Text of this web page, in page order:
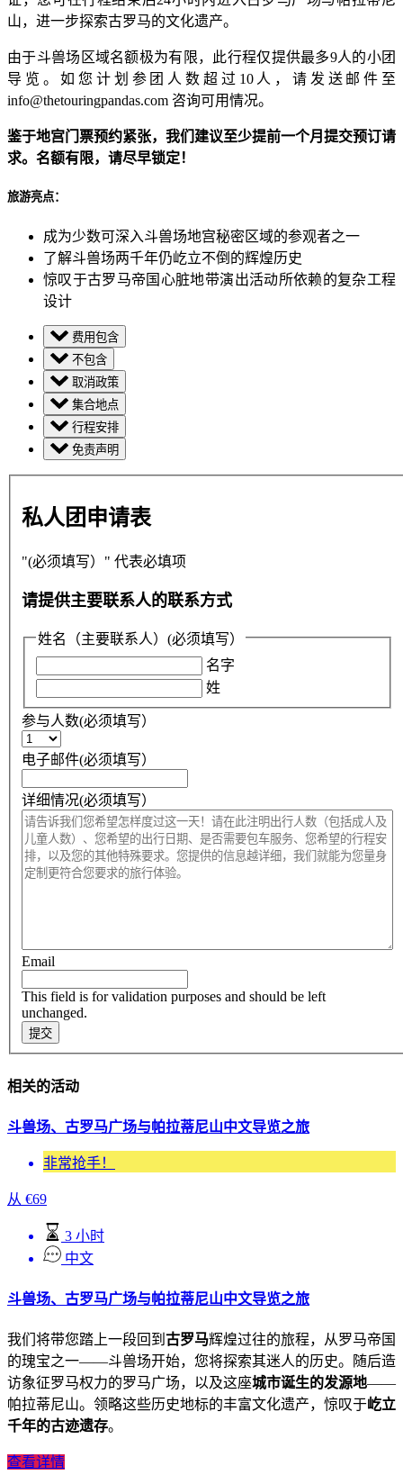
山，进一步探索古罗马的文化遗产。
由于斗兽场区域名额极为有限，此行程仅提供最多9人的小团
导览。如您计划参团人数超过10人，请发送邮件至
info@thetouringpandas.com 咨询可用情况。
鉴于地宫门票预约紧张，我们建议至少提前一个月提交预订请
求。名额有限，请尽早锁定！
旅游亮点：
成为少数可深入斗兽场地宫秘密区域的参观者之一
了解斗兽场两千年仍屹立不倒的辉煌历史
惊叹于古罗马帝国心脏地带演出活动所依赖的复杂工程
设计
费用包含
不包含
取消政策
集合地点
行程安排
免责声明
私人团申请表
"(必须填写） " 代表必填项
请提供主要联系人的联系方式
姓名（主要联系人） (必须填写）
名字
姓
参与人数(必须填写）
电子邮件(必须填写）
详细情况(必须填写）
Email
This field is for validation purposes and should be left
unchanged.
相关的活动
斗兽场、古罗马广场与帕拉蒂尼山中文导览之旅
非常抢手！
从 €69
3 小时
中文
斗兽场、古罗马广场与帕拉蒂尼山中文导览之旅
我们将带您踏上一段回到 古罗马辉煌过往的旅程，从罗马帝国
的瑰宝之一——斗兽场开始，您将探索其迷人的历史。随后造
访象征罗马权力的罗马广场，以及这座城市诞生的发源地——
帕拉蒂尼山。领略这些历史地标的丰富文化遗产，惊叹于屹立
千年的古迹遗存。
查看详情